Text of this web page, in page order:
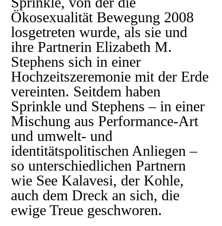
Ökosexualität Bewegung 2008
losgetreten wurde, als sie und
ihre Partnerin Elizabeth M.
Stephens sich in einer
Hochzeitszeremonie mit der Erde
vereinten. Seitdem haben
Sprinkle und Stephens – in einer
Mischung aus Performance-Art
und umwelt- und
identitätspolitischen Anliegen –
so unterschiedlichen Partnern
wie See Kalavesi, der Kohle,
auch dem Dreck an sich, die
ewige Treue geschworen.